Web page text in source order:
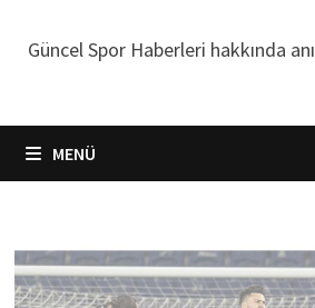
Güncel Spor Haberleri hakkında
MENÜ